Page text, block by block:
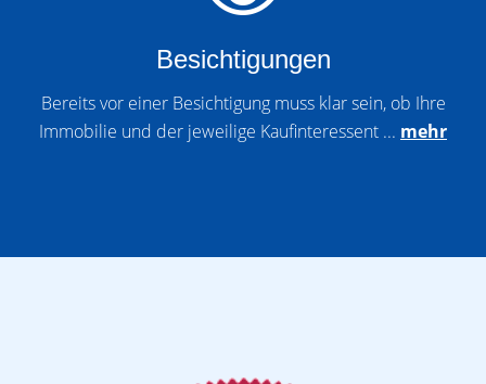
Besichtigungen
Bereits vor einer Besichtigung muss klar sein, ob Ihre
Immobilie und der jeweilige Kaufinteressent ... mehr